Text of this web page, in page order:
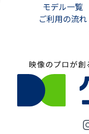
モデル一覧
ご利用の流れ